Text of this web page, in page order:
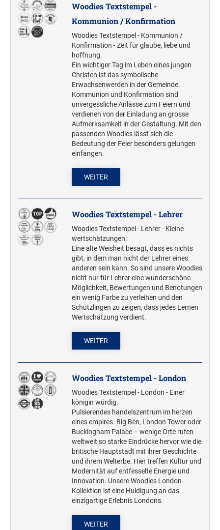
Woodies Textstempel -
Kommunion / Konfirmation
Woodies Textstempel - Kommunion /
Konfirmation - Zeit für glaube, liebe und
hoffnung.
Ein wichtiger Tag im Leben eines jungen
Christen ist das symbolische
Erwachsenwerden in der Gemeinde.
Kommunion und Konfirmation sind
unvergessliche Anlässe zum Feiern und
verdienen von der Einladung an grosse
Aufmerksamkeit in der Gestaltung. Mit den
passenden Woodies lässt sich die
Bedeutung der Feier besonders gelungen
einfangen.
WEITER
Woodies Textstempel - Lehrer
Woodies Textstempel - Lehrer - Kleine
wertschätzungen.
Eine alte Weisheit besagt, dass es nichts
gibt, in dem man nicht der Lehrer eines
anderen sein kann. So sind unsere Woodies
nicht nur für Lehrer eine wunderschöne
Möglichkeit, Bewertungen und Benotungen
ein wenig Farbe zu verleihen und den
Schützlingen zu zeigen, dass jedes Lernen
Wertschätzung verdient.
WEITER
Woodies Textstempel - London
Woodies Textstempel - London - Einer
königin würdig.
Pulsierendes handelszentrum im herzen
eines empires. Big Ben, London Tower oder
Buckingham Palace – wenige Orte rufen
weltweit so starke Eindrücke hervor wie die
britische Hauptstadt mit ihrer Geschichte
und ihrem Welterbe. Hier treffen Kultur und
Modernität auf entfesselte Energie und
Innovation. Unsere Woodies London-
Kollektion ist eine Huldigung an das
einzigartige Erlebnis Londons.
WEITER